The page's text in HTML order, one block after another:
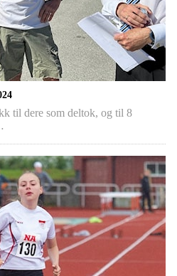
til dere som deltok, og til 8